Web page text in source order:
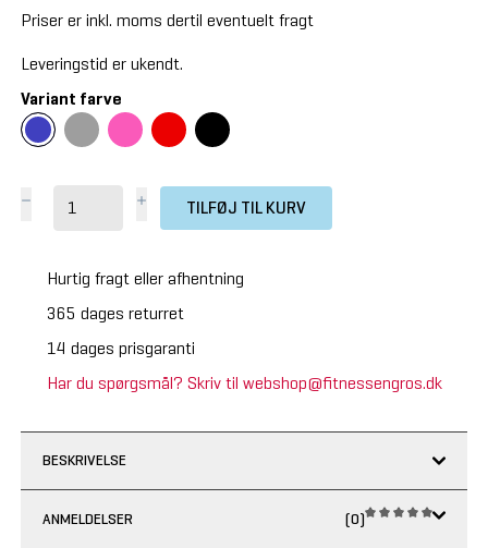
Priser er inkl. moms dertil eventuelt fragt
Leveringstid er ukendt.
Variant farve
TILFØJ TIL KURV
Hurtig fragt eller afhentning
365 dages returret
14 dages prisgaranti
Har du spørgsmål? Skriv til webshop@fitnessengros.dk
BESKRIVELSE
ANMELDELSER (0)